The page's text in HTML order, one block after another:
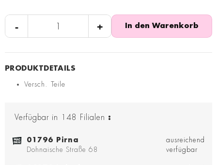
- + In den Warenkorb
Versch. Teile
Verfügbar in 148 Filialen :
01796 Pirna
Dohnaische Straße 68
ausreichend
verfügbar